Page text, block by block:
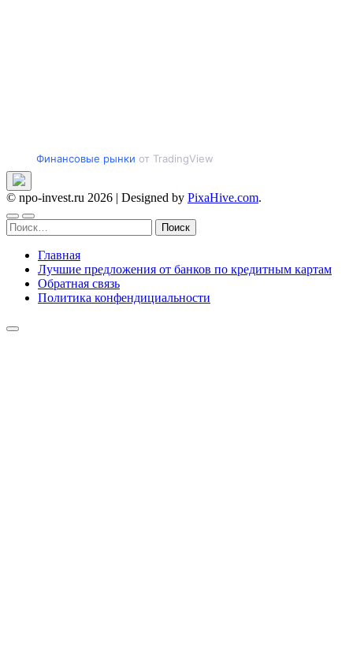
Финансовые рынки от TradingView
© npo-invest.ru 2026 | Designed by PixaHive.com.
Найти:
Главная
Лучшие предложения от банков по кредитным картам
Обратная связь
Политика конфендициальности